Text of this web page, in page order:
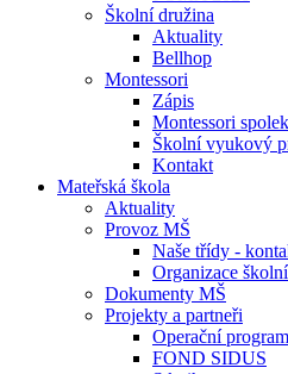
Školní družina
Aktuality
Bellhop
Montessori
Zápis
Montessori spolek
Školní vyukový
Kontakt
Mateřská škola
Aktuality
Provoz MŠ
Naše třídy -
Organizace
Dokumenty MŠ
Projekty a partneři
Operační
FOND SIDUS